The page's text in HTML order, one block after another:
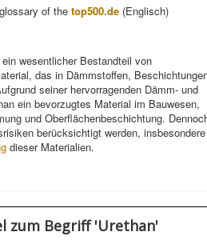
of the top500.de (Englisch)
wesentlicher Bestandteil von
das in Dämmstoffen,
seiner hervorragenden Dämm- und
ein bevorzugtes Material im Bauwesen,
und Oberflächenbeschichtung.
berücksichtigt werden, insbesondere
dieser Materialien.
zum Begriff 'Urethan'